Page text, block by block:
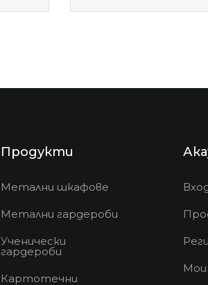
Продукти
Метални шкафове
Метални гардероби
Ученически
гардероби
Картотечни